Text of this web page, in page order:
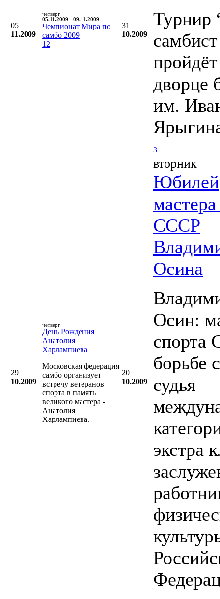
05
11.2009
четверг
05.11.2009 - 09.11.2009
Чемпионат Мира по
самбо 2009
12
31
10.2009
дворце
им.
3
29
10.2009
четверг
День Рождения
Анатолия
Харлампиева
Московская федерация
самбо организует
встречу ветеранов
спорта в память
великого мастера -
Анатолия
Харлампиева.
20
10.2009
вторник
Юбилей
СССР
Осина
Осин:
спорта
борьбе
судья
экстра